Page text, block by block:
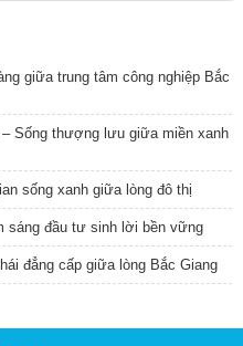
giữa trung tâm công nghiệp Bắc
Sống thượng lưu giữa miền xanh
sống xanh giữa lòng đô thị
sáng đầu tư sinh lời bền vững
đẳng cấp giữa lòng Bắc Giang